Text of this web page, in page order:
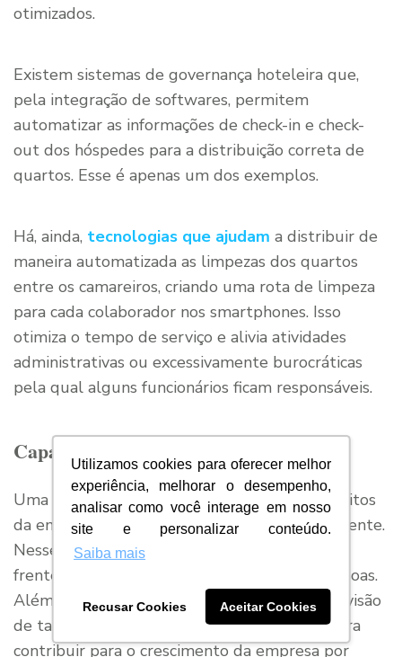
Utilizamos cookies para oferecer melhor
experiência, melhorar o desempenho,
analisar como você interage em nosso
site e personalizar conteúdo.
Saiba mais
Recusar Cookies Aceitar Cookies
otimizados.
Existem sistemas de governança hoteleira que,
pela integração de softwares, permitem
automatizar as informações de check-in e check-
out dos hóspedes para a distribuição correta de
quartos. Esse é apenas um dos exemplos.
Há, ainda, tecnologias que ajudam a distribuir de
maneira automatizada as limpezas dos quartos
entre os camareiros, criando uma rota de limpeza
para cada colaborador nos smartphones. Isso
otimiza o tempo de serviço e alivia atividades
administrativas ou excessivamente burocráticas
pela qual alguns funcionários ficam responsáveis.
Capacite a equipe constantemente
Uma equipe capacitada e alinhada aos propósitos
da empresa tende a ser mais produtiva e eficiente.
Nesse sentido, torna-se fundamental ter uma
frente que se preocupe com a gestão de pessoas.
Além da necessidade de boa distribuição e divisão
de tarefas, a equipe necessita de estímulo para
contribuir para o crescimento da empresa por